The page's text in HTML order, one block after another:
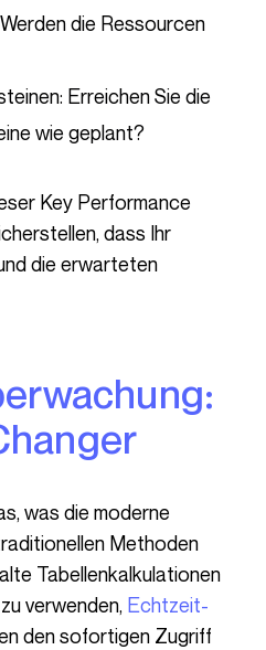
die Ressourcen
Erreichen Sie die
wie geplant?
dass Ihr
die erwarteten
Methoden
Tabellenkalkulationen
verwenden, Echtzeit-
den sofortigen Zugriff